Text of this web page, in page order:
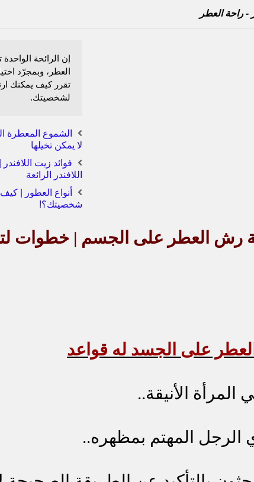
راحة العطر
إن الرائحة
العطر، وبمجرّد
تقرر كيف يمكنك
لشخصيتك.
الشموع المعطرة
لا يمكن تخيلها
اللافندر الرائعة
أنواع العطور |
شخصيتك؟!
رش العطر على الجسم | خطوات
على الجسد له قواعد
المرأة الأنيقة..
الرجل المهتم بمظهره..